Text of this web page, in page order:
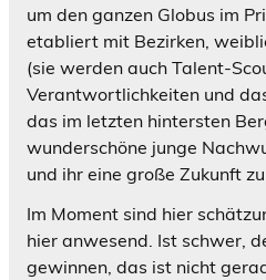
um den ganzen Globus im
etabliert mit Bezirken,
(sie werden auch Talent-
Verantwortlichkeiten und
das im letzten hintersten
wunderschöne junge
und ihr eine große Zukunft
Im Moment sind hier
hier anwesend. Ist schwer,
gewinnen, das ist nicht